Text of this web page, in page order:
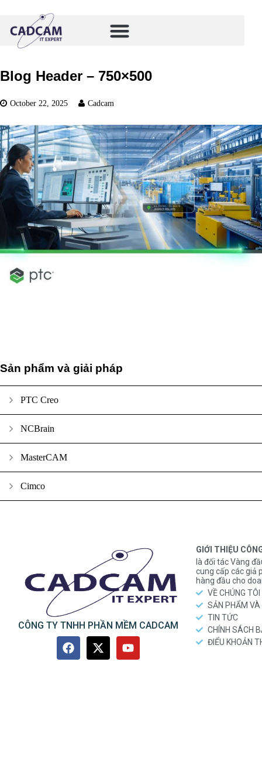
Blog Header – 750×500
October 22, 2025 Cadcam
Sản phẩm và giải pháp
PTC Creo
NCBrain
MasterCAM
Cimco
CÔNG TY TNHH PHẦN MỀM CADCAM
GIỚI THIỆU
là đối tác Vàng
cung cấp các giả
hàng đầu cho
VỀ CHÚNG TÔI
SẢN PHẨM VÀ
TIN TỨC
CHÍNH SÁCH
ĐIỂU KHOẢN